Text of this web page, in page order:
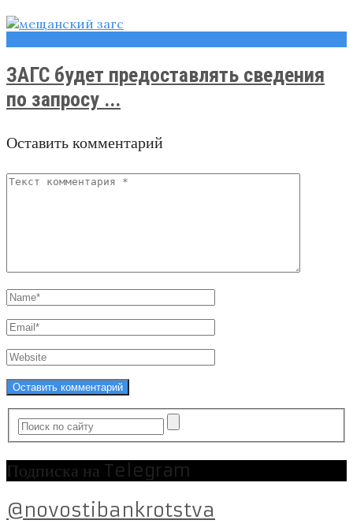
ЗАГС будет предоставлять сведения
по запросу ...
Оставить комментарий
Подписка на Telegram
@novostibankrotstva